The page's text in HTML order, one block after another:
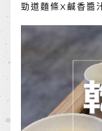
勁道麵條X鹹香醬